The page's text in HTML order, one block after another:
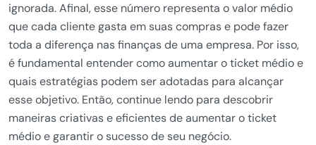
ignorada. Afinal, esse número representa o valor médio
que cada cliente gasta em suas compras e pode fazer
toda a diferença nas finanças de uma empresa. Por isso,
é fundamental entender como aumentar o ticket médio e
quais estratégias podem ser adotadas para alcançar
esse objetivo. Então, continue lendo para descobrir
maneiras criativas e eficientes de aumentar o ticket
médio e garantir o sucesso de seu negócio.